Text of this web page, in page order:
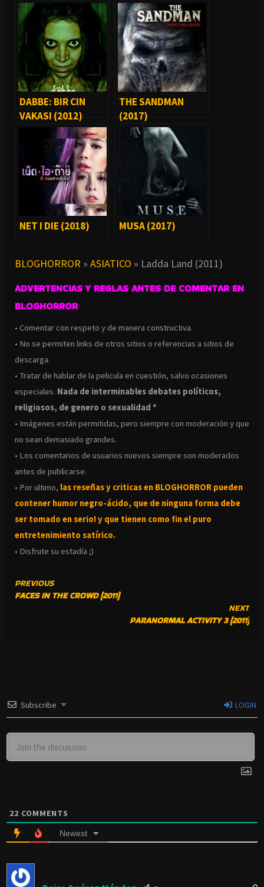
DABBE: BIR CIN
VAKASI (2012)
THE SANDMAN
(2017)
NET I DIE (2018) MUSA (2017)
BLOGHORROR » ASIATICO » Ladda Land (2011)
ADVERTENCIAS Y REGLAS ANTES DE COMENTAR EN
BLOGHORROR
• Comentar con respeto y de manera constructiva.
• No se permiten links de otros sitios o referencias a sitios de
descarga.
• Tratar de hablar de la pelicula en cuestión, salvo ocasiones
especiales. Nada de interminables debates políticos,
religiosos, de genero o sexualidad *
• Imágenes están permitidas, pero siempre con moderación y que
no sean demasiado grandes.
• Los comentarios de usuarios nuevos siempre son moderados
antes de publicarse.
• Por ultimo, las reseñas y criticas en BLOGHORROR pueden
contener humor negro-ácido, que de ninguna forma debe
ser tomado en serio! y que tienen como fin el puro
entretenimiento satírico.
• Disfrute su estadía ;)
CONTINUE
READING
PREVIOUS
FACES IN THE CROWD (2011)
NEXT
PARANORMAL ACTIVITY 3 (2011)
Subscribe LOGIN
22 COMMENTS
Newest